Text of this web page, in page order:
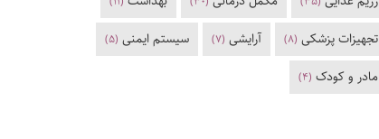
تجهیزات پزشکی (8) آرایشی (7) سیستم ایمنی (5)
مادر و کودک (4)